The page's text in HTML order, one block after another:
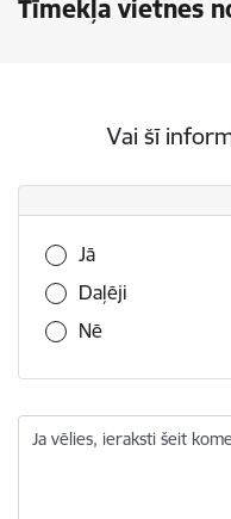
Tīmekļa vietnes
Vai šī
Vai šī informācija
Jā
Daļēji
Nē
Ja vēlies, ieraksti šeit